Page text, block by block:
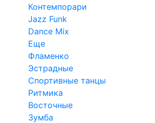
Контемпорари
Jazz Funk
Dance Mix
Еще
Фламенко
Эстрадные
Спортивные танцы
Ритмика
Восточные
Зумба